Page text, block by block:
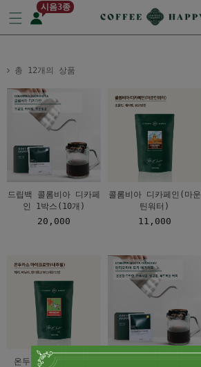
시음3종
총 12개의 상품
드립백 콜롬비아 디카페
인 1박스(10개)
20,000
콜롬비아 디카페인(마운
틴워터)
11,000
온두라스 마이크로랏